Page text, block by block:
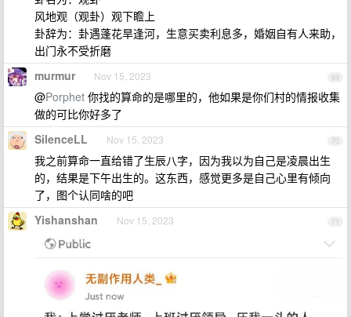
风地观（观卦）观下瞻上
卦辞为：卦遇蓬花旱逢河，生意买卖利息多，婚姻自有人来助，
出门永不受折磨
69
murmur Nov 15, 2023
@Porphet 你找的算命的是哪里的，他如果是你们村的情报收集
做的可比你好多了
70
SilenceLL Nov 15, 2023
我之前算命一直给错了生辰八字，因为我以为自己是凌晨出生
的，结果是下午出生的。这东西，感觉更多是自己心里有倾向
了，图个认同啥的吧
71
Yishanshan Nov 15, 2023